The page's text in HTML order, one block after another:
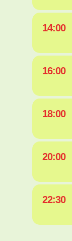
22:30
20:00
18:00
16:00
14:00